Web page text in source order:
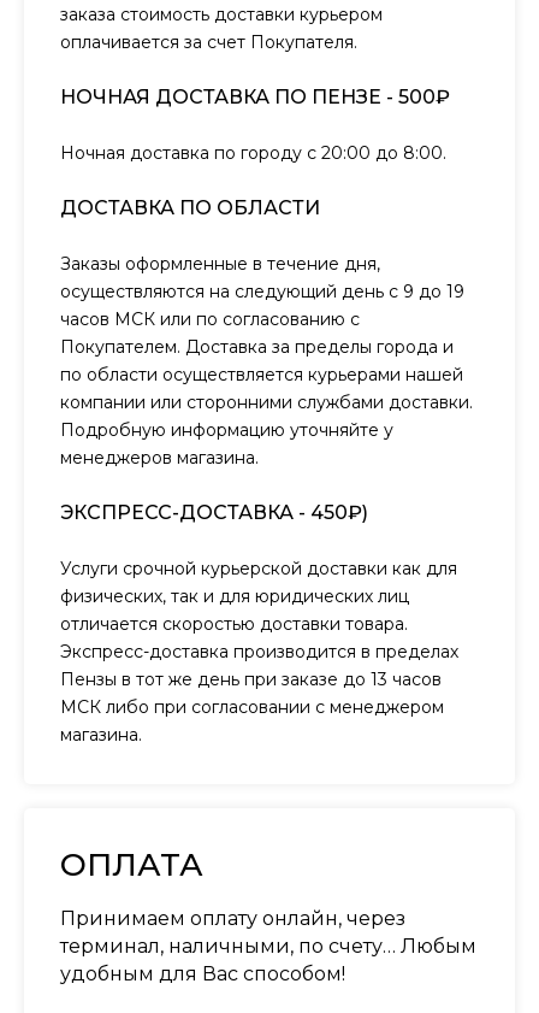
заказа стоимость доставки курьером
оплачивается за счет Покупателя.
НОЧНАЯ ДОСТАВКА ПО ПЕНЗЕ - 500₽
Ночная доставка по городу с 20:00 до 8:00.
ДОСТАВКА ПО ОБЛАСТИ
Заказы оформленные в течение дня,
осуществляются на следующий день с 9 до 19
часов МСК или по согласованию с
Покупателем. Доставка за пределы города и
по области осуществляется курьерами нашей
компании или сторонними службами доставки.
Подробную информацию уточняйте у
менеджеров магазина.
ЭКСПРЕСС-ДОСТАВКА - 450₽)
Услуги срочной курьерской доставки как для
физических, так и для юридических лиц
отличается скоростью доставки товара.
Экспресс-доставка производится в пределах
Пензы в тот же день при заказе до 13 часов
МСК либо при согласовании с менеджером
магазина.
ОПЛАТА
Принимаем оплату онлайн, через
терминал, наличными, по счету… Любым
удобным для Вас способом!